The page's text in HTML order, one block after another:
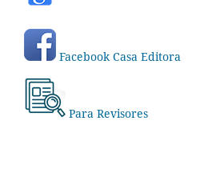
Facebook Casa Editora
Para Revisores